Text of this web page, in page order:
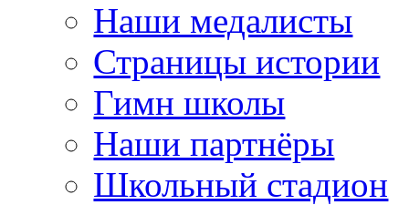
Наши медалисты
Страницы истории
Гимн школы
Наши партнёры
Школьный стадион